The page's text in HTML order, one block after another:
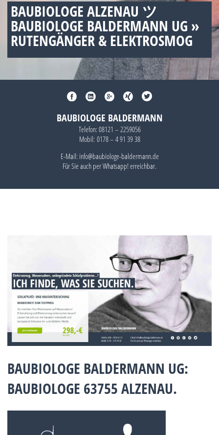
BAUBIOLOGE ALZENAU ツ
BAUBIOLOGE BALDERMANN UG »
RUTENGÄNGER & ELEKTROSMOG
BAUBIOLOGE BALDERMANN
Telefon: 08121 – 2259056
Mobil: 0178 – 4 91 39 38
E-Mail: info@baubiologe-baldermann.de
Für Sie auch perWhatsapp!erreichbar.
BAUBIOLOGE BALDERMANN UG:
BAUBIOLOGE 63755 ALZENAU.